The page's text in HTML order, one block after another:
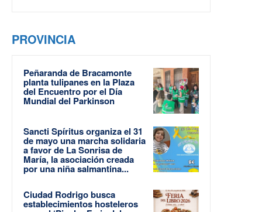
PROVINCIA
Peñaranda de Bracamonte
planta tulipanes en la Plaza
del Encuentro por el Día
Mundial del Parkinson
Sancti Spíritus organiza el 31
de mayo una marcha solidaria
a favor de La Sonrisa de
María, la asociación creada
por una niña salmantina...
Ciudad Rodrigo busca
establecimientos hosteleros